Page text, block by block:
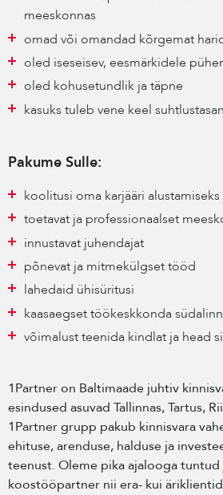
meeskonnas
omad või omandad kõrgemat
oled iseseisev, eesmärkidele
oled kohusetundlik ja täpne
kasuks tuleb vene keel
Pakume Sulle:
koolitusi oma karjääri
toetavat ja professionaalset
innustavat juhendajat
põnevat ja mitmekülgset tööd
lahedaid ühisüritusi
kaasaegset töökeskkonda
võimalust teenida kindlat ja head
1Partner on Baltimaade juhtiv
esindused asuvad Tallinnas, Tartus,
1Partner grupp pakub kinnisvara
ehituse, arenduse, halduse ja
teenust. Oleme pika ajalooga tuntud
koostööpartner nii era- kui